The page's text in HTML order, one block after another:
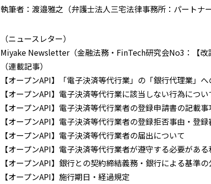
執筆者：渡邉雅之（弁護士法人三宅法律事務所：パートナー
（ニュースレター）
Miyake Newsletter（金融法務・FinTech研究会No3：【改
（連載記事）
【オープンAPI】「電子決済等代行業」の「銀行代理業」
【オープンAPI】電子決済等代行業に該当しない行為につい
【オープンAPI】電子決済等代行業者の登録申請書の記載
【オープンAPI】電子決済等代行業者の登録拒否事由・登
【オープンAPI】電子決済等代行業者の届出について
【オープンAPI】電子決済等代行業者が遵守する必要があ
【オープンAPI】銀行との契約締結義務・銀行による基準
【オープンAPI】施行期日・経過規定